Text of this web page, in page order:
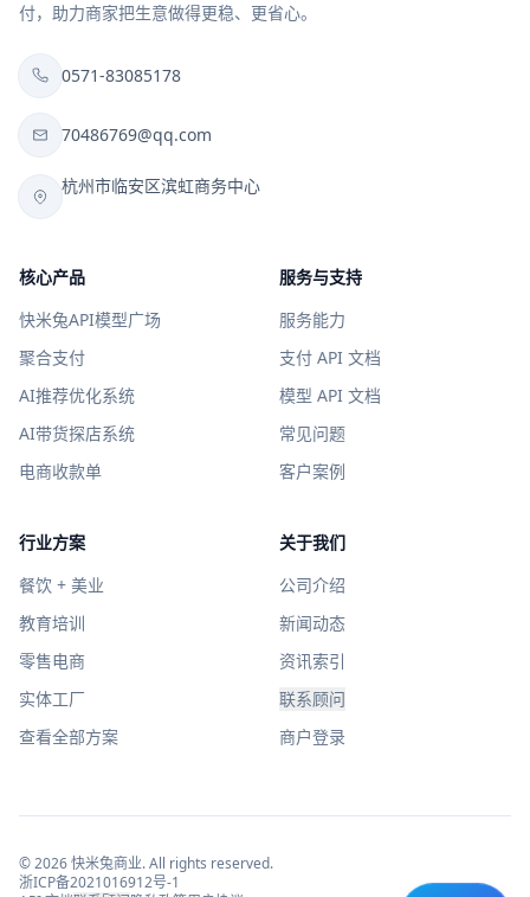
付，助力商家把生意做得更稳、更省心。
0571-83085178
70486769@qq.com
杭州市临安区滨虹商务中心
核心产品
快米兔API模型广场
聚合支付
AI推荐优化系统
AI带货探店系统
电商收款单
服务与支持
服务能力
支付 API 文档
模型 API 文档
常见问题
客户案例
行业方案
餐饮 + 美业
教育培训
零售电商
实体工厂
查看全部方案
关于我们
公司介绍
新闻动态
资讯索引
联系顾问
商户登录
©2026快米兔商业. All rights reserved.
浙ICP备2021016912号-1